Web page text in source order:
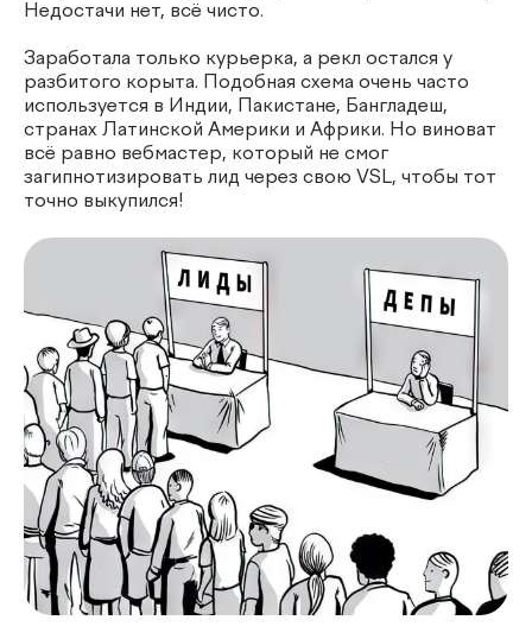
Недостачи нет, всё чисто.
Заработала только курьерка, а рекл остался у
разбитого корыта. Подобная схема очень часто
используется в Индии, Пакистане, Бангладеш,
странах Латинской Америки и Африки. Но виноват
всё равно вебмастер, который не смог
загипнотизировать лид через свою VSL, чтобы тот
точно выкупился!